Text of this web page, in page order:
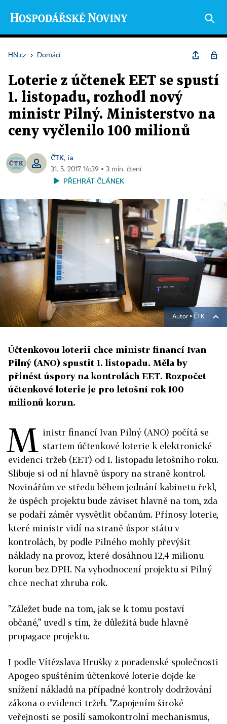
HN.cz › Domácí
Loterie z účtenek EET se spustí
1. listopadu, rozhodl nový
ministr Pilný. Ministerstvo na
ceny vyčlenilo 100 milionů
ČTK, ia
31. 5. 2017 14:39 ▪ 3 min. čtení
PŘEHRÁT ČLÁNEK
Autor ▪ ČTK
Účtenkovou loterii chce ministr financí Ivan
Pilný (ANO) spustit 1. listopadu. Měla by
přinést úspory na kontrolách EET. Rozpočet
účtenkové loterie je pro letošní rok 100
milionů korun.
M inistr financí Ivan Pilný (ANO) počítá se
startem účtenkové loterie k elektronické
evidenci tržeb (EET) od 1. listopadu letošního roku.
Slibuje si od ní hlavně úspory na straně kontrol.
Novinářům ve středu během jednání kabinetu řekl,
že úspěch projektu bude záviset hlavně na tom, zda
se podaří záměr vysvětlit občanům. Přínosy loterie,
které ministr vidí na straně úspor státu v
kontrolách, by podle Pilného mohly převýšit
náklady na provoz, které dosáhnou 12,4 milionu
korun bez DPH. Na vyhodnocení projektu si Pilný
chce nechat zhruba rok.
"Záležet bude na tom, jak se k tomu postaví
občané," uvedl s tím, že důležitá bude hlavně
propagace projektu.
I podle Vítězslava Hrušky z poradenské společnosti
Apogeo spuštěním účtenkové loterie dojde ke
snížení nákladů na případné kontroly dodržování
zákona o evidenci tržeb. "Zapojením široké
veřejnosti se posílí samokontrolní mechanismus,